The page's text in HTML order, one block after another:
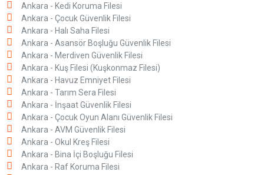
Ankara - Kedi Koruma Filesi
Ankara - Çocuk Güvenlik Filesi
Ankara - Halı Saha Filesi
Ankara - Asansör Boşluğu Güvenlik Filesi
Ankara - Merdiven Güvenlik Filesi
Ankara - Kuş Filesi (Kuşkonmaz Filesi)
Ankara - Havuz Emniyet Filesi
Ankara - Tarım Sera Filesi
Ankara - İnşaat Güvenlik Filesi
Ankara - Çocuk Oyun Alanı Güvenlik Filesi
Ankara - AVM Güvenlik Filesi
Ankara - Okul Kreş Filesi
Ankara - Bina İçi Boşluğu Filesi
Ankara - Raf Koruma Filesi